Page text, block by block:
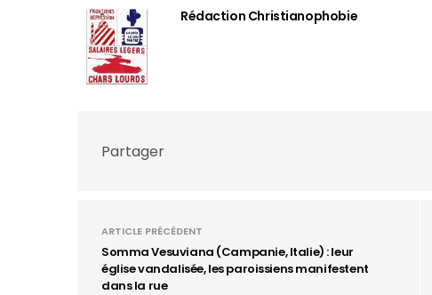
Rédaction Christianophobie
Partager
ARTICLE PRÉCÉDENT
Somma Vesuviana (Campanie, Italie) : leur
église vandalisée, les paroissiens manifestent
dans la rue